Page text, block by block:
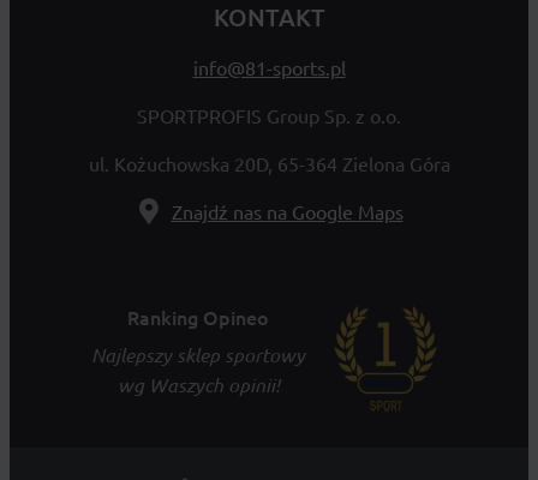
KONTAKT
info@81-sports.pl
SPORTPROFIS Group Sp. z o.o.
ul. Kożuchowska 20D, 65-364 Zielona Góra
Znajdź nas na Google Maps
Ranking Opineo
Najlepszy sklep sportowy
wg Waszych opinii!